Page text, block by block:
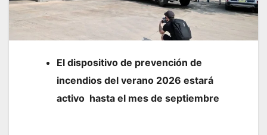
El dispositivo de prevención de
incendios del verano 2026 estará
activo hasta el mes de septiembre